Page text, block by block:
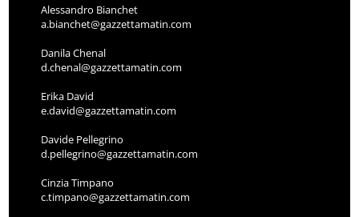
Alessandro Bianchet
a.bianchet@gazzettamatin.com
Danila Chenal
d.chenal@gazzettamatin.com
Erika David
e.david@gazzettamatin.com
Davide Pellegrino
d.pellegrino@gazzettamatin.com
Cinzia Timpano
c.timpano@gazzettamatin.com